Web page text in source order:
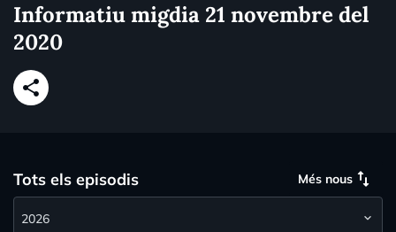
Informatiu migdia 21 novembre del
2020
share
Tots els episodis Més nous swap_vert